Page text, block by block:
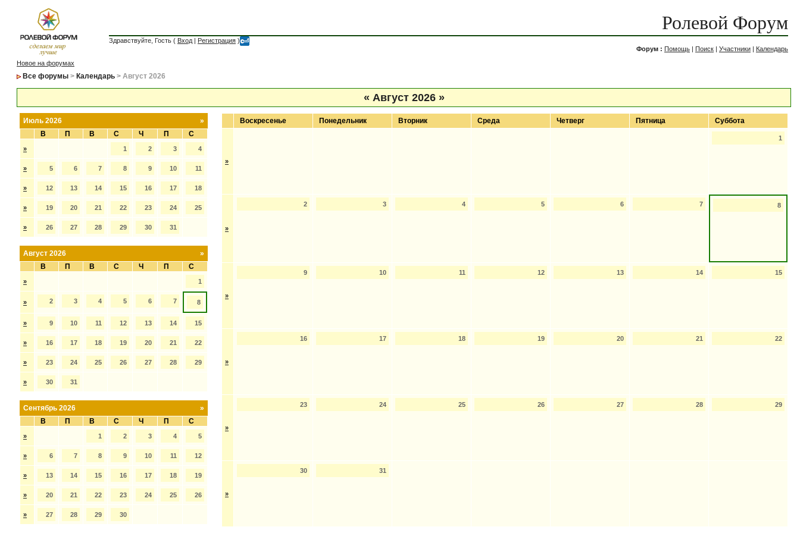
Ролевой Форум
Здравствуйте, Гость ( Вход | Регистрация )
Форум : Помощь | Поиск | Участники | Календарь
Новое на форумах
Все форумы > Календарь > Август 2026
« Август 2026 »
»
Июль 2026
В
П В С Ч П С
» 1 2 3 4
» 5 6 7 8 9 10 11
» 12 13 14 15 16 17 18
» 19 20 21 22 23 24 25
» 26 27 28 29 30 31
»
Август 2026
В
П В С Ч П С
» 1
» 2 3 4 5 6 7 8
» 9 10 11 12 13 14 15
» 16 17 18 19 20 21 22
» 23 24 25 26 27 28 29
» 30 31
»
Сентябрь 2026
В
П В С Ч П С
» 1 2 3 4 5
» 6 7 8 9 10 11 12
» 13 14 15 16 17 18 19
» 20 21 22 23 24 25 26
» 27 28 29 30
Воскресенье Понедельник Вторник Среда Четверг Пятница Суббота
»
1
»
2 3 4 5 6 7 8
»
9 10 11 12 13 14 15
»
16 17 18 19 20 21 22
»
23 24 25 26 27 28 29
»
30 31